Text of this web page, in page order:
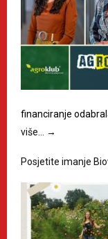
financiranje
više… →
Posjetite imanje